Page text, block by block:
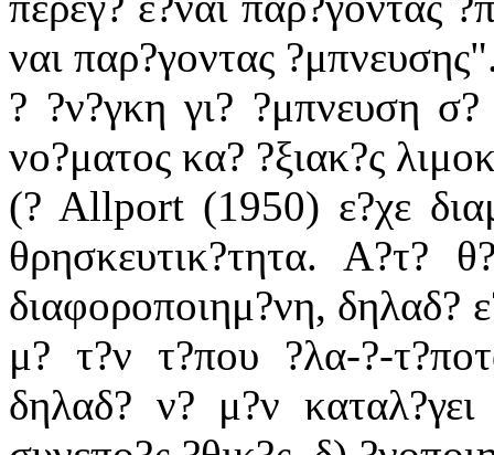
ναι παρ?γοντας
? ?ν?γκη γι? ?μπνευση
νο?ματος κα? ?ξιακ?ς
(? Allport (1950) ε?χε
θρησκευτικ?τητα. Α?τ?
διαφοροποιημ?νη, δηλαδ?
μ? τ?ν τ?που ?λα-?-
δηλαδ? ν? μ?ν